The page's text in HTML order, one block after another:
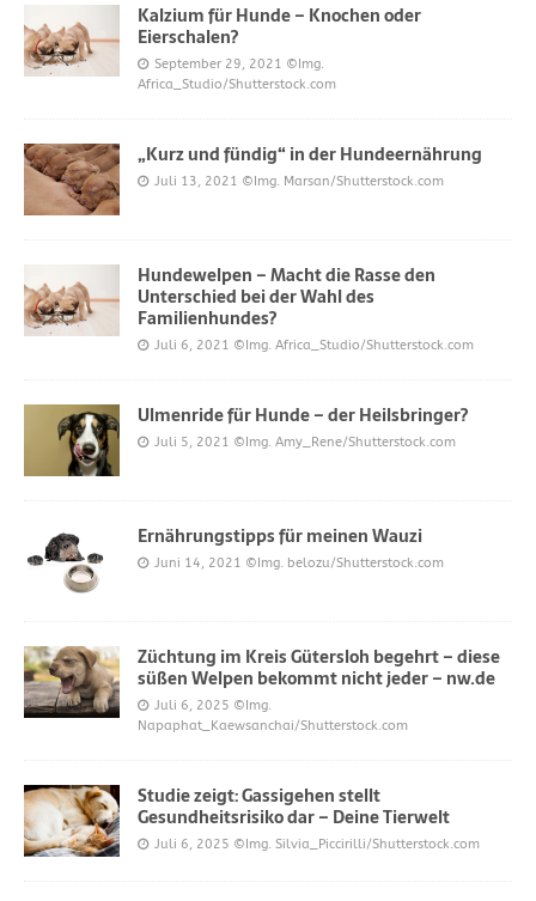
Kalzium für Hunde – Knochen oder
Eierschalen?
September 29, 2021 ©Img.
Africa_Studio/Shutterstock.com
„Kurz und fündig“ in der Hundeernährung
Juli 13, 2021 ©Img. Marsan/Shutterstock.com
Hundewelpen – Macht die Rasse den
Unterschied bei der Wahl des
Familienhundes?
Juli 6, 2021 ©Img. Africa_Studio/Shutterstock.com
Ulmenride für Hunde – der Heilsbringer?
Juli 5, 2021 ©Img. Amy_Rene/Shutterstock.com
Ernährungstipps für meinen Wauzi
Juni 14, 2021 ©Img. belozu/Shutterstock.com
Züchtung im Kreis Gütersloh begehrt – diese
süßen Welpen bekommt nicht jeder – nw.de
Juli 6, 2025 ©Img.
Napaphat_Kaewsanchai/Shutterstock.com
Studie zeigt: Gassigehen stellt
Gesundheitsrisiko dar – Deine Tierwelt
Juli 6, 2025 ©Img. Silvia_Piccirilli/Shutterstock.com